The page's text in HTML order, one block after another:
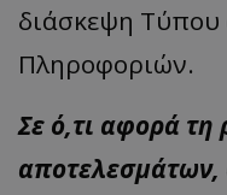
διάσκεψη Τύπου
Πληροφοριών.
Σε ό,τι αφορά τη
αποτελεσμάτων,